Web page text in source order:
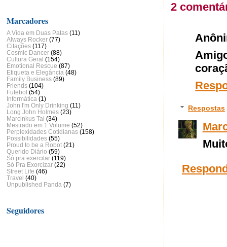
2
Respostas
Marcadores
A Vida em Duas Patas (11)
Always Rocker (77)
Citações (117)
Cosmic Dancer (88)
Cultura Geral (154)
Emotional Rescue (87)
Etiqueta e Elegância (48)
Family Business (89)
Friends (104)
Futebol (54)
Informática (1)
John I'm Only Drinking (11)
Long John Holmes (23)
Marcinkus Tai (34)
Mestrado em 1 Volume (52)
Perplexidades Cotidianas (158)
Possibilidades (55)
Proud to be a Robot (21)
Querido Diário (59)
Só pra exercitar (119)
Só Pra Exorcizar (22)
Street Life (46)
Travel (40)
Unpublished Panda (7)
Seguidores